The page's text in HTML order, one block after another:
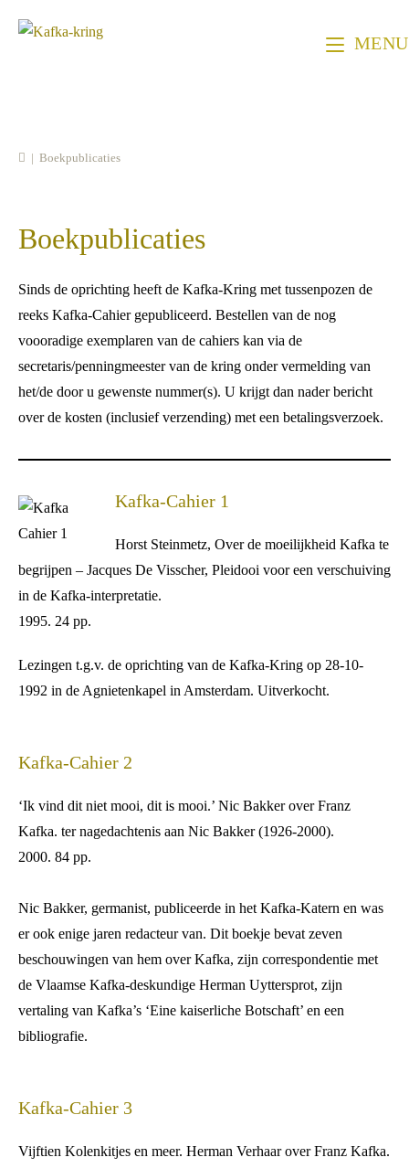
naar
MENU
Boekpublicaties
| Boekpublicaties
Sinds de oprichting heeft de Kafka-Kring met tussenpozen de
reeks Kafka-Cahier gepubliceerd. Bestellen van de nog
voooradige exemplaren van de cahiers kan via de
secretaris/penningmeester van de kring onder vermelding van
het/de door u gewenste nummer(s). U krijgt dan nader bericht
over de kosten (inclusief verzending) met een betalingsverzoek.
Kafka-Cahier 1
Horst Steinmetz, Over de moeilijkheid Kafka te
begrijpen – Jacques De Visscher, Pleidooi voor een verschuiving
in de Kafka-interpretatie.
1995. 24 pp.
Lezingen t.g.v. de oprichting van de Kafka-Kring op 28-10-
1992 in de Agnietenkapel in Amsterdam. Uitverkocht.
Kafka-Cahier 2
‘Ik vind dit niet mooi, dit is mooi.’ Nic Bakker over Franz
Kafka. ter nagedachtenis aan Nic Bakker (1926-2000).
2000. 84 pp.
Nic Bakker, germanist, publiceerde in het Kafka-Katern en was
er ook enige jaren redacteur van. Dit boekje bevat zeven
beschouwingen van hem over Kafka, zijn correspondentie met
de Vlaamse Kafka-deskundige Herman Uyttersprot, zijn
vertaling van Kafka’s ‘Eine kaiserliche Botschaft’ en een
bibliografie.
Kafka-Cahier 3
Vijftien Kolenkitjes en meer. Herman Verhaar over Franz Kafka.